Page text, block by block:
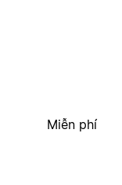
Miễn phí